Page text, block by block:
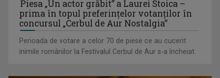
sănătate mintală
Piesa „Un actor grăbit” a Laurei Stoica –
prima în topul preferinţelor votanţilor în
concursul „Cerbul de Aur Nostalgia”
Perioada de votare a celor 70 de piese ce au cucerit